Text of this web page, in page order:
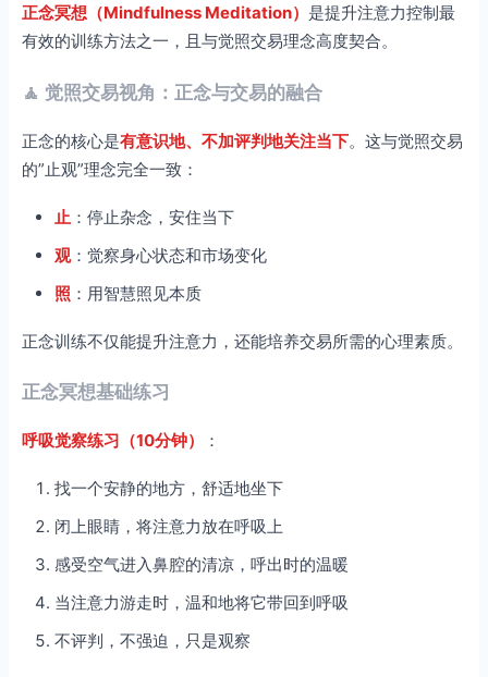
正念冥想（Mindfulness Meditation） 是提升注意力控制最
有效的训练方法之一，且与觉照交易理念高度契合。
🧘 觉照交易视角：正念与交易的融合
正念的核心是有意识地、不加评判地关注当下。这与觉照交易
的”止观”理念完全一致：
止 ：停止杂念，安住当下
观：觉察身心状态和市场变化
照 ：用智慧照见本质
正念训练不仅能提升注意力，还能培养交易所需的心理素质。
正念冥想基础练习
呼吸觉察练习（10分钟） ：
找一个安静的地方，舒适地坐下
闭上眼睛，将注意力放在呼吸上
感受空气进入鼻腔的清凉，呼出时的温暖
当注意力游走时，温和地将它带回到呼吸
不评判，不强迫，只是观察